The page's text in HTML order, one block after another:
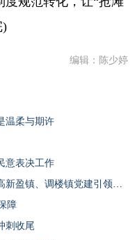
)
编辑：陈少婷
温柔与期许
意表决工作
休渔不“休”服务 增收不“靠”等待——临高新盈镇、调楼镇党建引领护航渔民安稳度休渔期
障
刺收尾